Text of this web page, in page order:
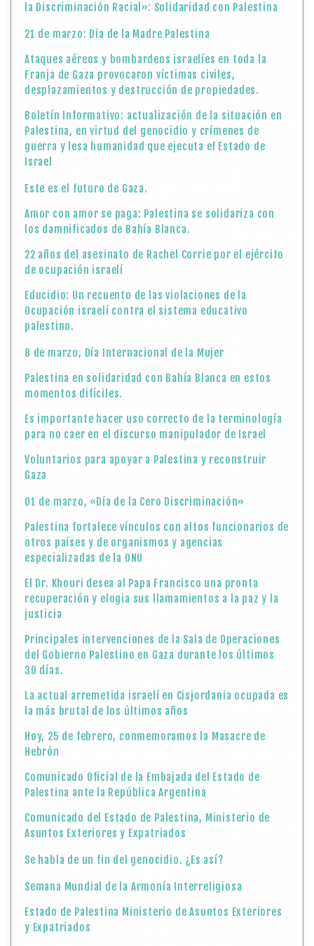
la Discriminación Racial»: Solidaridad con Palestina
21 de marzo: Día de la Madre Palestina
Ataques aéreos y bombardeos israelíes en toda la
Franja de Gaza provocaron víctimas civiles,
desplazamientos y destrucción de propiedades.
Boletín Informativo: actualización de la situación en
Palestina, en virtud del genocidio y crímenes de
guerra y lesa humanidad que ejecuta el Estado de
Israel
Este es el futuro de Gaza.
Amor con amor se paga: Palestina se solidariza con
los damnificados de Bahía Blanca.
22 años del asesinato de Rachel Corrie por el ejército
de ocupación israelí
Educidio: Un recuento de las violaciones de la
Ocupación israelí contra el sistema educativo
palestino.
8 de marzo, Día Internacional de la Mujer
Palestina en solidaridad con Bahía Blanca en estos
momentos difíciles.
Es importante hacer uso correcto de la terminología
para no caer en el discurso manipulador de Israel
Voluntarios para apoyar a Palestina y reconstruir
Gaza
01 de marzo, «Día de la Cero Discriminación»
Palestina fortalece vínculos con altos funcionarios de
otros países y de organismos y agencias
especializadas de la ONU
El Dr. Khouri desea al Papa Francisco una pronta
recuperación y elogia sus llamamientos a la paz y la
justicia
Principales intervenciones de la Sala de Operaciones
del Gobierno Palestino en Gaza durante los últimos
30 días.
La actual arremetida israelí en Cisjordania ocupada es
la más brutal de los últimos años
Hoy, 25 de febrero, conmemoramos la Masacre de
Hebrón
Comunicado Oficial de la Embajada del Estado de
Palestina ante la República Argentina
Comunicado del Estado de Palestina, Ministerio de
Asuntos Exteriores y Expatriados
Se habla de un fin del genocidio. ¿Es así?
Semana Mundial de la Armonía Interreligiosa
Estado de Palestina Ministerio de Asuntos Exteriores
y Expatriados